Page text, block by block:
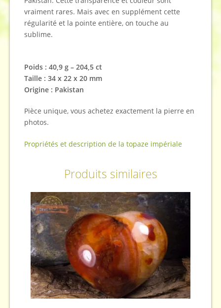
vraiment rares. Mais avec en supplément cette
régularité et la pointe entière, on touche au
sublime.
Poids : 40,9 g – 204,5 ct
Taille : 34 x 22 x 20 mm
Origine : Pakistan
Pièce unique, vous achetez exactement la pierre en
photos.
Propriétés et description de la topaze impériale
Produits similaires